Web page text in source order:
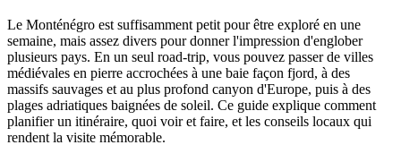
Le Monténégro est suffisamment petit pour être exploré en une
semaine, mais assez divers pour donner l'impression d'englober
plusieurs pays. En un seul road-trip, vous pouvez passer de villes
médiévales en pierre accrochées à une baie façon fjord, à des
massifs sauvages et au plus profond canyon d'Europe, puis à des
plages adriatiques baignées de soleil. Ce guide explique comment
planifier un itinéraire, quoi voir et faire, et les conseils locaux qui
rendent la visite mémorable.